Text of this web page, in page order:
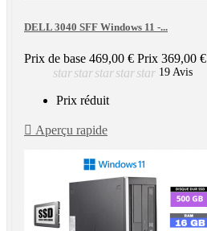
DELL 3040 SFF Windows 11 -...
Prix de base 469,00 € Prix 369,00 €
starstarstarstarstar 19 Avis
Prix réduit
 Aperçu rapide